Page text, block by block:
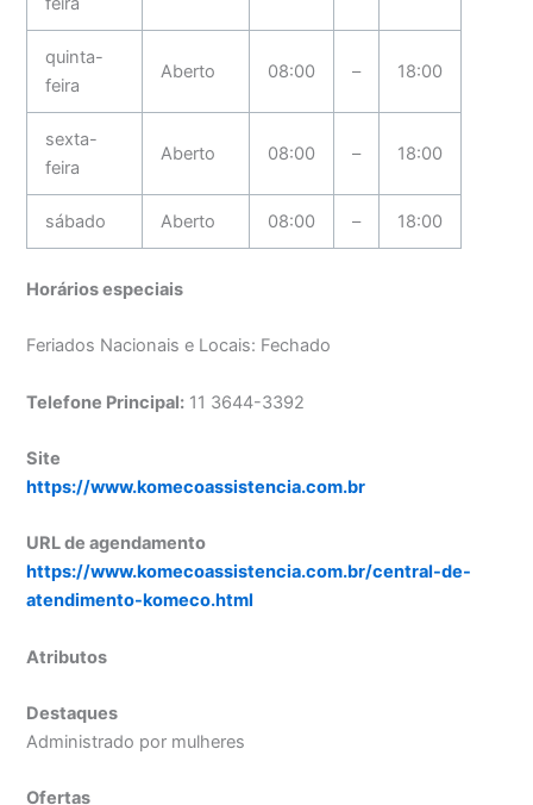
quinta-
feira
Aberto 08:00 – 18:00
sexta-
feira
Aberto 08:00 – 18:00
sábado Aberto 08:00 – 18:00
Horários especiais
Feriados Nacionais e Locais: Fechado
Telefone Principal: 11 3644-3392
Site
https://www.komecoassistencia.com.br
URL de agendamento
https://www.komecoassistencia.com.br/central-de-
atendimento-komeco.html
Atributos
Destaques
Administrado por mulheres
Ofertas